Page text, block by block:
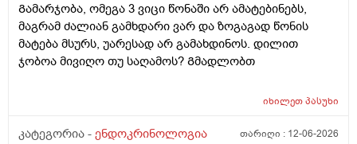
Გამარჯობა, ომეგა 3 ვიცი წონაში არ ამატებინებს,
მაგრამ ძალიან გამხდარი ვარ და ზოგაგად წონის
მატება მსურს, უარესად არ გამახდინოს. დილით
ჯობოა მივიღო თუ საღამოს? Გმადლობთ
იხილეთპასუხი
კატეგორია - ენდოკრინოლოგია თარიღი : 12-06-2026